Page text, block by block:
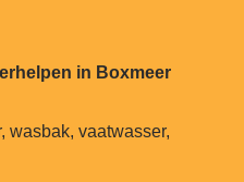
in Boxmeer
wasbak, vaatwasser,